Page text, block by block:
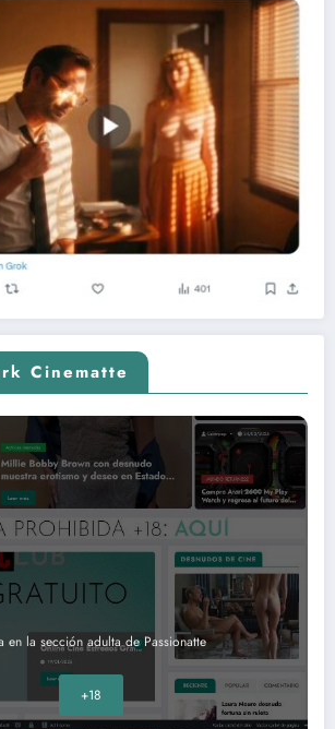
Cinematte
en la sección adulta de Passionatte
+18